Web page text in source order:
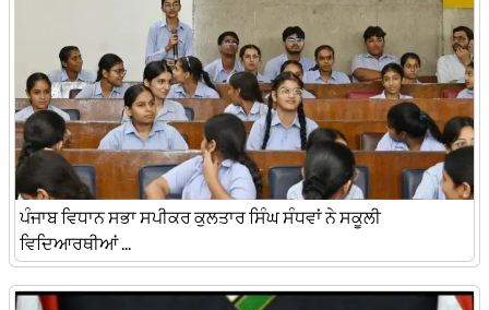
ਪੰਜਾਬ ਵਿਧਾਨ ਸਭਾ ਸਪੀਕਰ ਕੁਲਤਾਰ ਸਿੰਘ ਸੰਧਵਾਂ ਨੇ ਸਕੂਲੀ
ਵਿਦਿਆਰਥੀਆਂ ...